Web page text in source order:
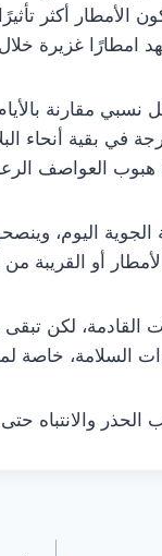
الأمطار أكثر
امطارًا غزيرة
في الشمال والمناطق
هبوب العواصف
اليوم،
أو القريبة من
القادمة، لكن
السلامة،
والانتباه حتى